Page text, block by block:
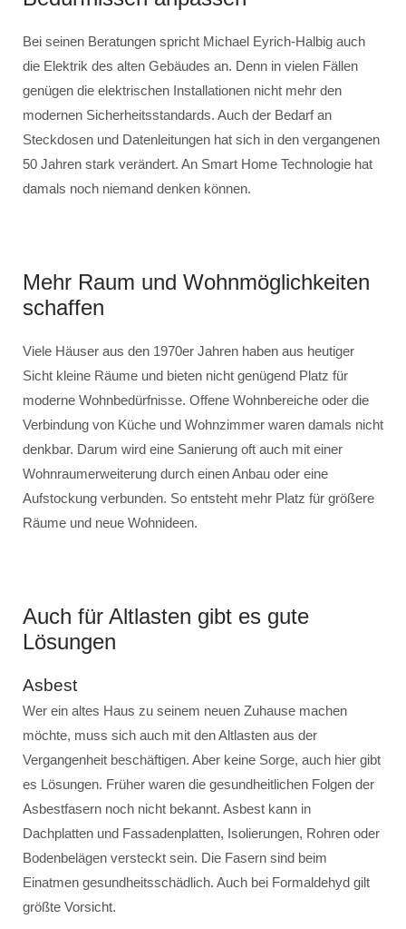
Bei seinen Beratungen spricht Michael Eyrich-Halbig auch
die Elektrik des alten Gebäudes an. Denn in vielen Fällen
genügen die elektrischen Installationen nicht mehr den
modernen Sicherheitsstandards. Auch der Bedarf an
Steckdosen und Datenleitungen hat sich in den vergangenen
50 Jahren stark verändert. An Smart Home Technologie hat
damals noch niemand denken können.
Mehr Raum und Wohnmöglichkeiten
schaffen
Viele Häuser aus den 1970er Jahren haben aus heutiger
Sicht kleine Räume und bieten nicht genügend Platz für
moderne Wohnbedürfnisse. Offene Wohnbereiche oder die
Verbindung von Küche und Wohnzimmer waren damals nicht
denkbar. Darum wird eine Sanierung oft auch mit einer
Wohnraumerweiterung durch einen Anbau oder eine
Aufstockung verbunden. So entsteht mehr Platz für größere
Räume und neue Wohnideen.
Auch für Altlasten gibt es gute
Lösungen
Asbest
Wer ein altes Haus zu seinem neuen Zuhause machen
möchte, muss sich auch mit den Altlasten aus der
Vergangenheit beschäftigen. Aber keine Sorge, auch hier gibt
es Lösungen. Früher waren die gesundheitlichen Folgen der
Asbestfasern noch nicht bekannt. Asbest kann in
Dachplatten und Fassadenplatten, Isolierungen, Rohren oder
Bodenbelägen versteckt sein. Die Fasern sind beim
Einatmen gesundheitsschädlich. Auch bei Formaldehyd gilt
größte Vorsicht.